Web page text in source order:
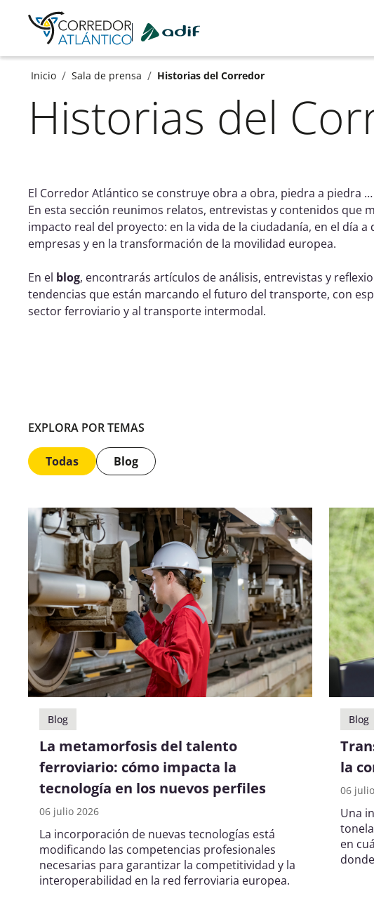
Ir a contenido principal
Inicio / Sala de prensa / Historias del Corredor
Historias del
El Corredor Atlántico se construye obra a obra, piedra a piedra
En esta sección reunimos relatos, entrevistas y contenidos que
impacto real del proyecto: en la vida de la ciudadanía, en el día a
empresas y en la transformación de la movilidad europea.
En el blog, encontrarás artículos de análisis, entrevistas y
tendencias que están marcando el futuro del transporte, con
sector ferroviario y al transporte intermodal.
EXPLORA POR TEMAS
Todas Blog
Blog
La metamorfosis del talento
ferroviario: cómo impacta la
tecnología en los nuevos perfiles
06 julio 2026
La incorporación de nuevas tecnologías está
modificando las competencias profesionales
necesarias para garantizar la competitividad y la
interoperabilidad en la red ferroviaria europea.
Blog
la
06
Una
en